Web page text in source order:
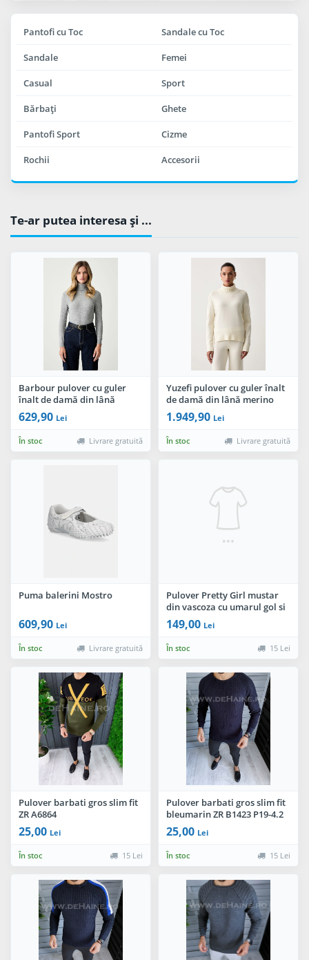
Pantofi cu Toc Sandale cu Toc
Sandale Femei
Casual Sport
Bărbaţi Ghete
Pantofi Sport Cizme
Rochii Accesorii
Te-ar putea interesa şi ...
Barbour pulover cu guler
înalt de damă din lână
Pendle Roll
629,90 Lei
În stoc Livrare gratuită
Yuzefi pulover cu guler înalt
de damă din lână merino
AREN
1.949,90 Lei
În stoc Livrare gratuită
Puma balerini Mostro
609,90 Lei
În stoc Livrare gratuită
Pulover Pretty Girl mustar
din vascoza cu umarul gol si
maneci tip fluture
149,00 Lei
În stoc 15 Lei
Pulover barbati gros slim fit
ZR A6864
25,00 Lei
În stoc 15 Lei
Pulover barbati gros slim fit
bleumarin ZR B1423 P19-4.2
25,00 Lei
În stoc 15 Lei